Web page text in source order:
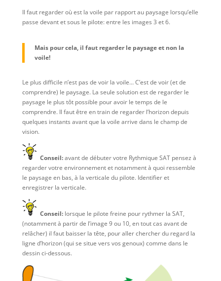
Il faut regarder où est la voile par rapport au paysage lorsqu’elle
passe devant et sous le pilote: entre les images 3 et 6.
Mais pour cela, il faut regarder le paysage et non la
voile!
Le plus difficile n’est pas de voir la voile… C’est de voir (et de
comprendre) le paysage. La seule solution est de regarder le
paysage le plus tôt possible pour avoir le temps de le
comprendre. Il faut être en train de regarder l’horizon depuis
quelques instants avant que la voile arrive dans le champ de
vision.
Conseil:avant de débuter votre Rythmique SAT pensez à
regarder votre environnement et notamment à quoi ressemble
le paysage en bas, à la verticale du pilote. Identifier et
enregistrer la verticale.
Conseil:lorsque le pilote freine pour rythmer la SAT,
(notamment à partir de l’image 9 ou 10, en tout cas avant de
relâcher) il faut baisser la tête, pour aller chercher du regard la
ligne d’horizon (qui se situe vers vos genoux) comme dans le
dessin ci-dessous.